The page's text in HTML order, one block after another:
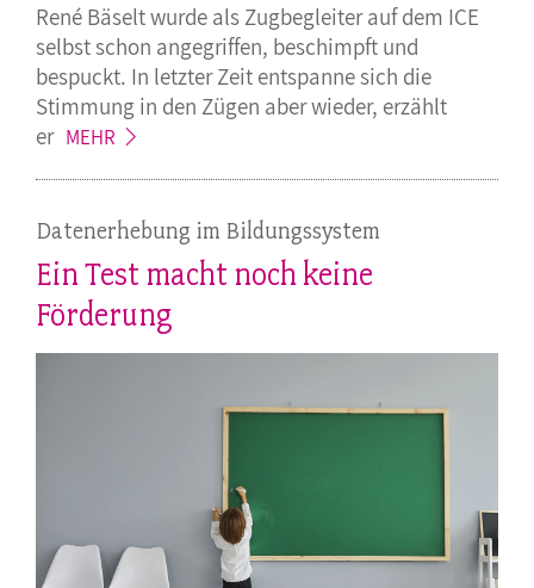
René Bäselt wurde als Zugbegleiter auf dem ICE
selbst schon angegriffen, beschimpft und
bespuckt. In letzter Zeit entspanne sich die
Stimmung in den Zügen aber wieder, erzählt
er MEHR
Datenerhebung im Bildungssystem
Ein Test macht noch keine
Förderung